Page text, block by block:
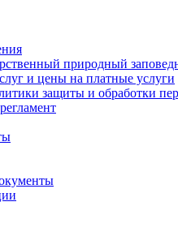
природный
и цены на платные услуги
защиты и обработки